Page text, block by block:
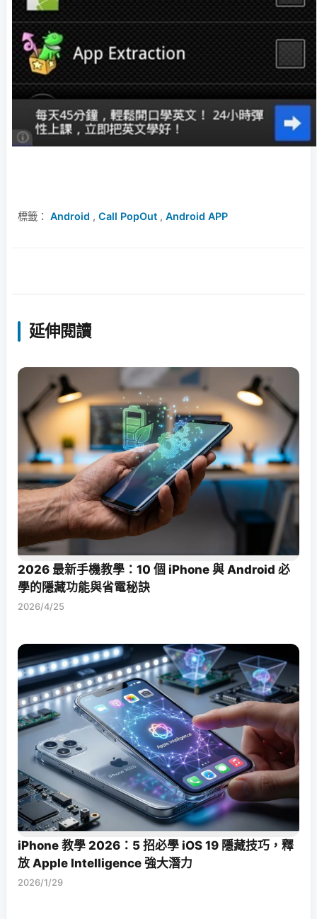
標籤： Android , Call PopOut , Android APP
延伸閱讀
2026 最新手機教學：10 個 iPhone 與 Android 必
學的隱藏功能與省電秘訣
2026/4/25
iPhone 教學 2026：5 招必學 iOS 19 隱藏技巧，釋
放 Apple Intelligence 強大潛力
2026/1/29